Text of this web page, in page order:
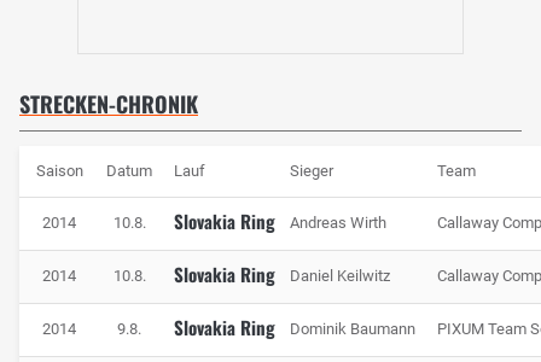
STRECKEN-CHRONIK
Saison Datum Lauf Sieger Team
2014 10.8. Slovakia Ring Andreas Wirth Callaway
2014 10.8. Slovakia Ring Daniel Keilwitz Callaway
2014 9.8. Slovakia Ring Dominik Baumann PIXUM Team